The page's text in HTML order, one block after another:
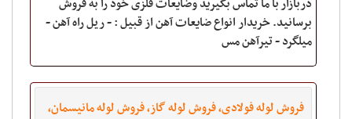
برسانید. خریدار انواع ضایعات آهن از قبیل : - ریل راه آهن -
میلگرد - تیرآهن مس
فروش لوله فولادی، فروش لوله گاز، فروش لوله مانیسمان،